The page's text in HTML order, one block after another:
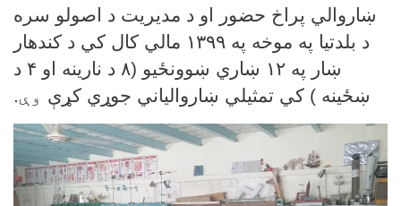
ښاروالي پراخ حضور او د مدیریت د اصولو سره
د بلدتیا په موخه په ۱۳۹۹ مالي کال کي د کندهار
ښار په ۱۲ ښاري ښوونځیو (۸ د نارینه او ۴ د
ښځینه ) کي تمثیلي ښاروالیاني جوړي کړې وې.